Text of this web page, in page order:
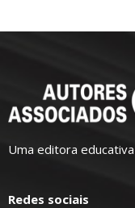
Uma editora
Redes sociais